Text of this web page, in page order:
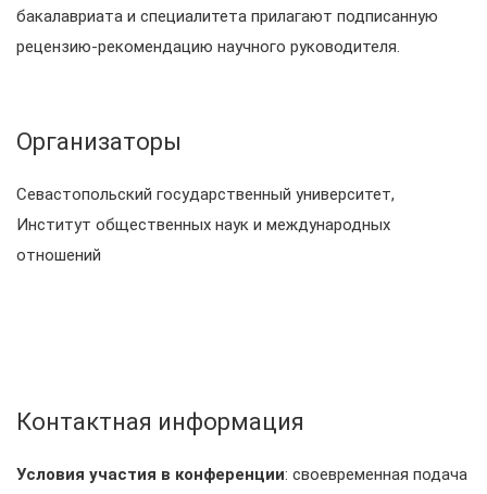
бакалавриата и специалитета прилагают подписанную
рецензию-рекомендацию научного руководителя.
Организаторы
Севастопольский государственный университет,
Институт общественных наук и международных
отношений
Контактная информация
Условия участия в конференции: своевременная подача